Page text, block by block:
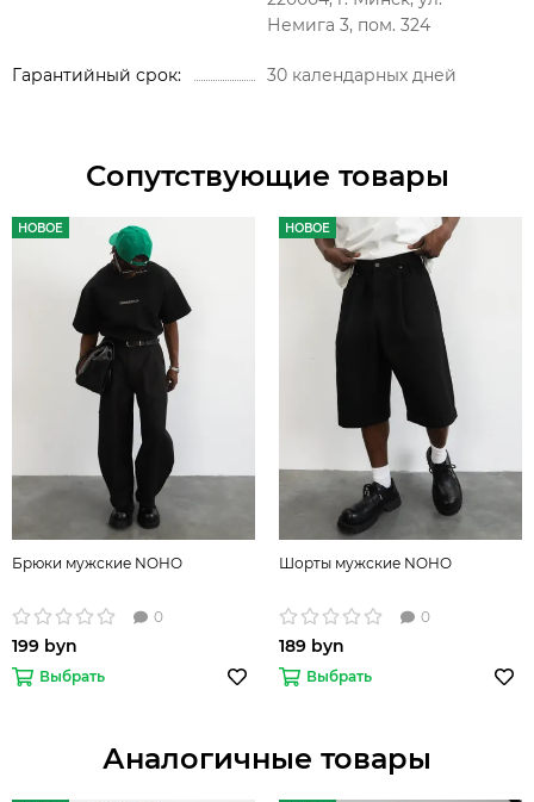
Немига 3, пом. 324
Гарантийный срок 30 календарных дней
Сопутствующие товары
НОВОЕ
Брюки мужские NOHO
0
199 byn
Выбрать
НОВОЕ
Шорты мужские NOHO
0
189 byn
Выбрать
Аналогичные товары